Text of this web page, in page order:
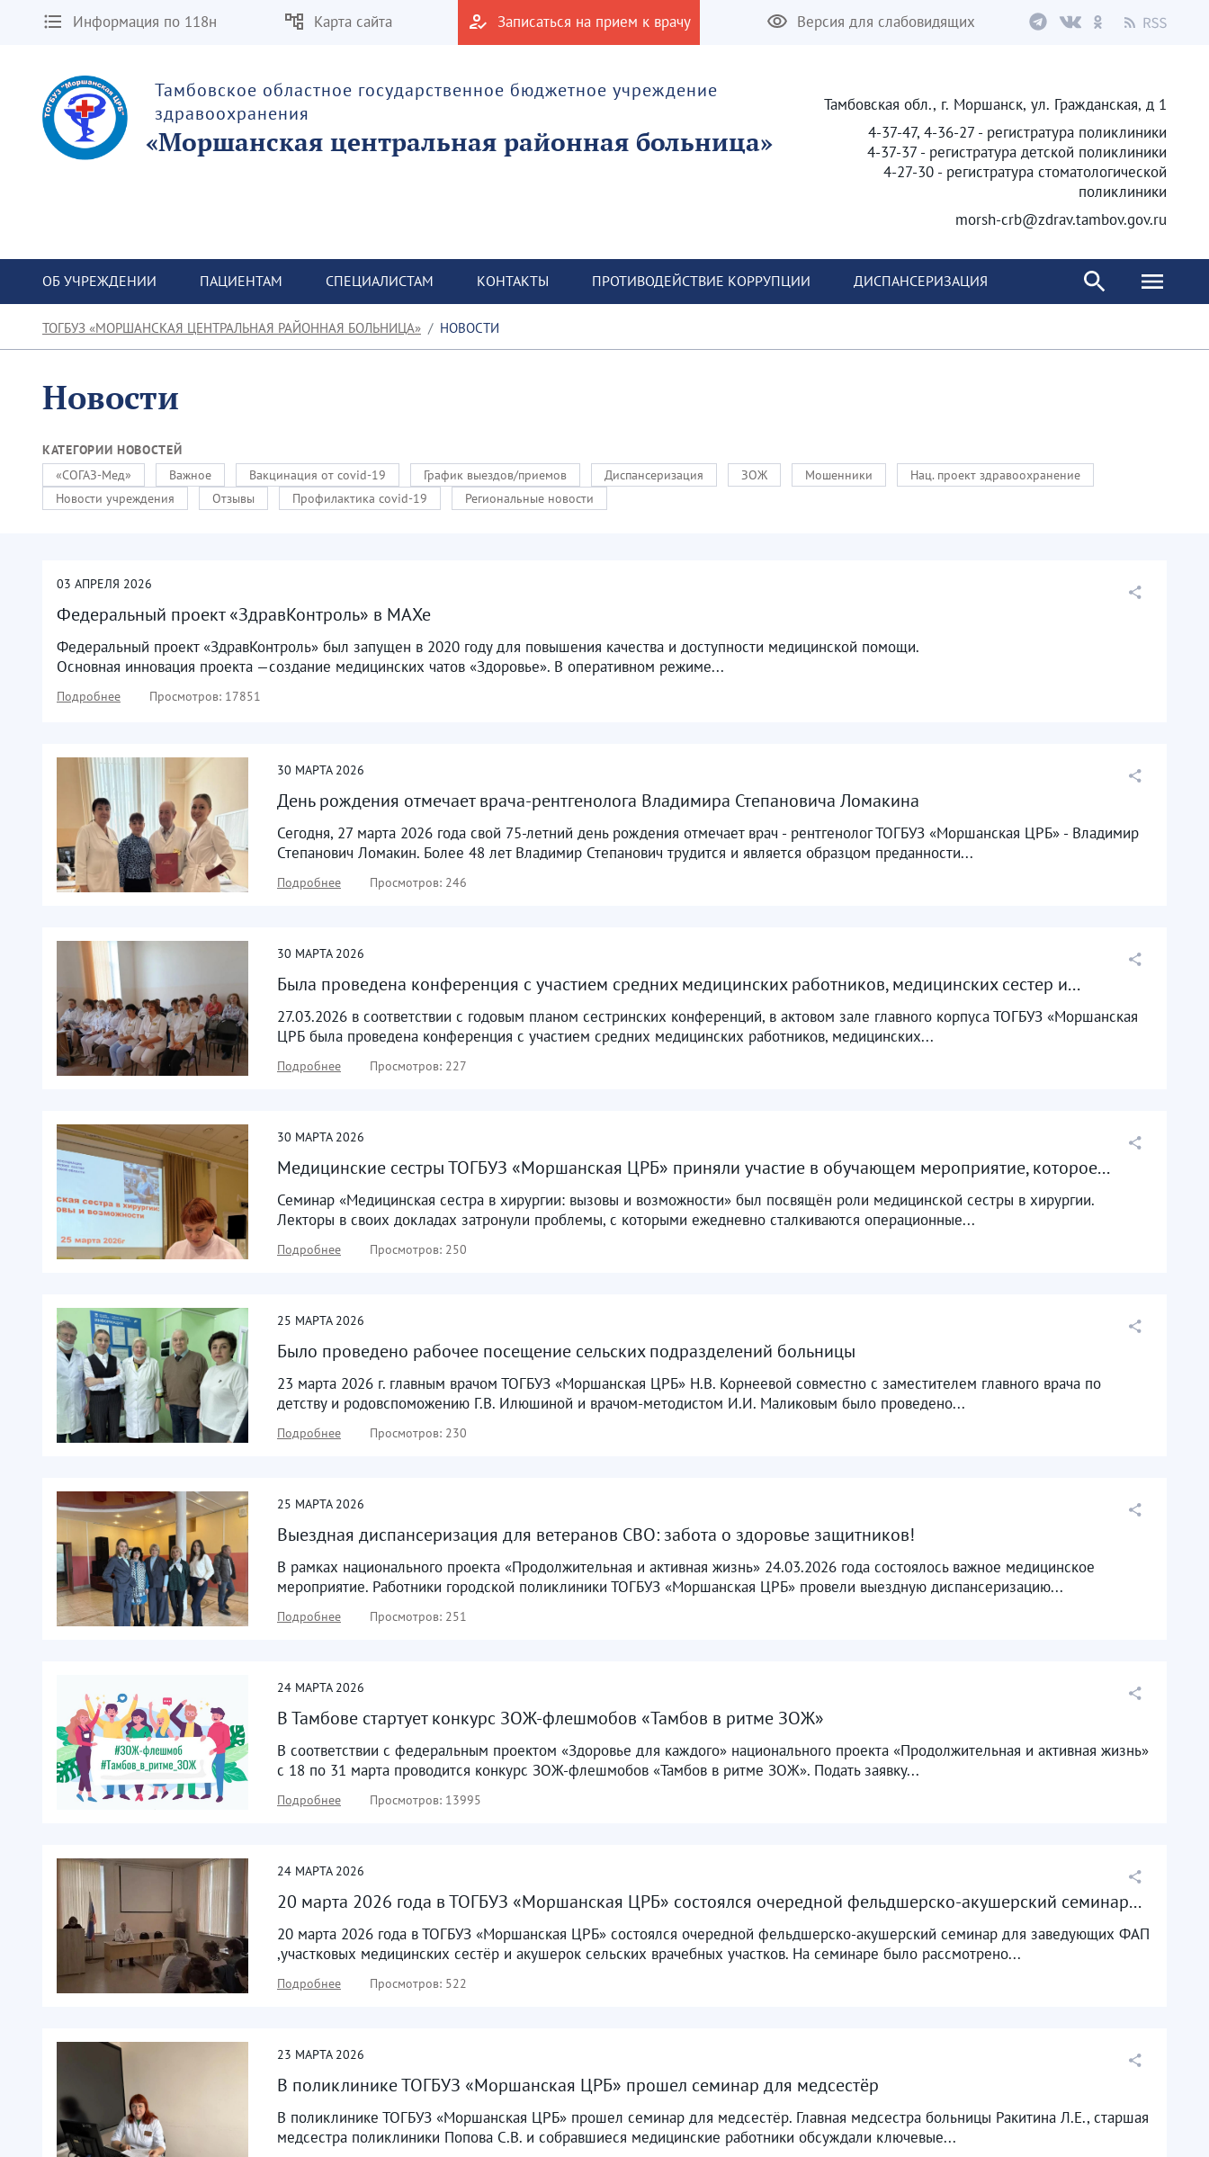
Информация по 118н Карта сайта Записаться на прием к врачу Версия для слабовидящих
Тамбовское областное государственное бюджетное учреждение
здравоохранения
«Моршанская центральная районная больница»
Тамбовская обл., г. Моршанск, ул. Гражданская, д 1
4-37-47, 4-36-27 - регистратура поликлиники
4-37-37 - регистратура детской поликлиники
4-27-30 - регистратура стоматологической
поликлиники
morsh-crb@zdrav.tambov.gov.ru
ОБ УЧРЕЖДЕНИИ ПАЦИЕНТАМ СПЕЦИАЛИСТАМ КОНТАКТЫ ПРОТИВОДЕЙСТВИЕ КОРРУПЦИИ ДИСПАНСЕРИЗАЦИЯ
ТОГБУЗ «МОРШАНСКАЯ ЦЕНТРАЛЬНАЯ РАЙОННАЯ БОЛЬНИЦА» НОВОСТИ
Новости
КАТЕГОРИИ НОВОСТЕЙ
«СОГАЗ-Мед»
Важное Вакцинация от covid-19 График выездов/приемов Диспансеризация ЗОЖ Мошенники
Нац. проект здравоохранение
Новости учреждения
Отзывы Профилактика covid-19 Региональные новости
03 АПРЕЛЯ 2026
Федеральный проект «ЗдравКонтроль» в МАХе
Федеральный проект «ЗдравКонтроль» был запущен в 2020 году для повышения качества и доступности медицинской помощи.
Основная инновация проекта —создание медицинских чатов «Здоровье». В оперативном режиме...
Подробнее Просмотров: 17851
30 МАРТА 2026
День рождения отмечает врача-рентгенолога Владимира Степановича Ломакина
Сегодня, 27 марта 2026 года свой 75-летний день рождения отмечает врач - рентгенолог ТОГБУЗ «Моршанская ЦРБ» - Владимир
Степанович Ломакин. Более 48 лет Владимир Степанович трудится и является образцом преданности...
Подробнее Просмотров: 246
30 МАРТА 2026
Была проведена конференция с участием средних медицинских работников, медицинских сестер и...
27.03.2026 в соответствии с годовым планом сестринских конференций, в актовом зале главного корпуса ТОГБУЗ «Моршанская
ЦРБ была проведена конференция с участием средних медицинских работников, медицинских...
Подробнее Просмотров: 227
30 МАРТА 2026
Медицинские сестры ТОГБУЗ «Моршанская ЦРБ» приняли участие в обучающем мероприятие, которое...
Семинар «Медицинская сестра в хирургии: вызовы и возможности» был посвящён роли медицинской сестры в хирургии.
Лекторы в своих докладах затронули проблемы, с которыми ежедневно сталкиваются операционные...
Подробнее Просмотров: 250
25 МАРТА 2026
Было проведено рабочее посещение сельских подразделений больницы
23 марта 2026 г. главным врачом ТОГБУЗ «Моршанская ЦРБ» Н.В. Корнеевой совместно с заместителем главного врача по
детству и родовспоможению Г.В. Илюшиной и врачом-методистом И.И. Маликовым было проведено...
Подробнее Просмотров: 230
25 МАРТА 2026
Выездная диспансеризация для ветеранов СВО: забота о здоровье защитников!
В рамках национального проекта «Продолжительная и активная жизнь» 24.03.2026 года состоялось важное медицинское
мероприятие. Работники городской поликлиники ТОГБУЗ «Моршанская ЦРБ» провели выездную диспансеризацию...
Подробнее Просмотров: 251
24 МАРТА 2026
В Тамбове стартует конкурс ЗОЖ-флешмобов «Тамбов в ритме ЗОЖ»
В соответствии с федеральным проектом «Здоровье для каждого» национального проекта «Продолжительная и активная жизнь»
с 18 по 31 марта проводится конкурс ЗОЖ-флешмобов «Тамбов в ритме ЗОЖ». Подать заявку...
Подробнее Просмотров: 13995
24 МАРТА 2026
20 марта 2026 года в ТОГБУЗ «Моршанская ЦРБ» состоялся очередной фельдшерско-акушерский семинар...
20 марта 2026 года в ТОГБУЗ «Моршанская ЦРБ» состоялся очередной фельдшерско-акушерский семинар для заведующих ФАП
,участковых медицинских сестёр и акушерок сельских врачебных участков. На семинаре было рассмотрено...
Подробнее Просмотров: 522
23 МАРТА 2026
В поликлинике ТОГБУЗ «Моршанская ЦРБ» прошел семинар для медсестёр
В поликлинике ТОГБУЗ «Моршанская ЦРБ» прошел семинар для медсестёр. Главная медсестра больницы Ракитина Л.Е., старшая
медсестра поликлиники Попова С.В. и собравшиеся медицинские работники обсуждали ключевые...